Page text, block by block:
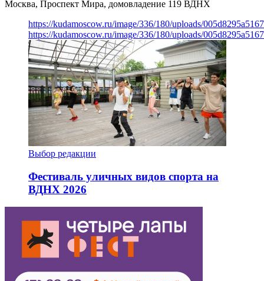
Москва, Проспект Мира, домовладение 119 ВДНХ
https://kudamoscow.ru/image/336/180/uploads/
https://kudamoscow.ru/image/336/180/uploads/
Выбор редакции
Фестиваль уличных видов спорта на
ВДНХ 2026